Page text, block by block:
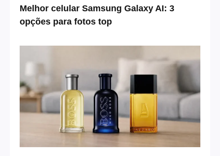
Melhor celular Samsung Galaxy AI: 3
opções para fotos top